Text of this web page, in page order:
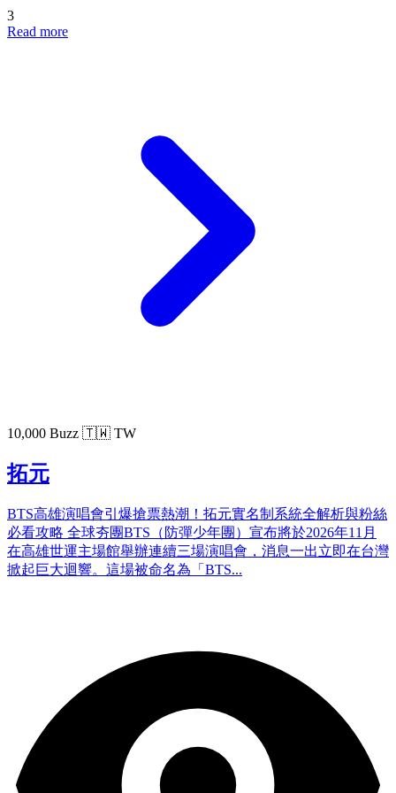
3
Read more
10,000 Buzz 🇹🇼 TW
拓元
BTS高雄演唱會引爆搶票熱潮！拓元實名制系統全解析與粉絲
必看攻略 全球夯團BTS（防彈少年團）宣布將於2026年11月
在高雄世運主場館舉辦連續三場演唱會，消息一出立即在台灣
掀起巨大迴響。這場被命名為「BTS...